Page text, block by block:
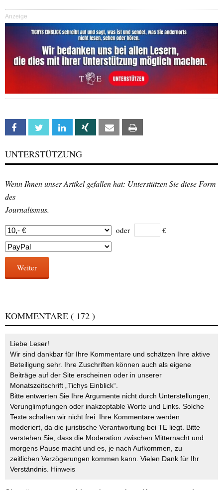
Anzeige
Facebook Twitter Linkedin Xing Email
UNTERSTÜTZUNG
Wenn Ihnen unser Artikel gefallen hat: Unterstützen Sie diese Form
des
Journalismus.
oder €
Weiter
KOMMENTARE ( 172 )
Liebe Leser!
Wir sind dankbar für Ihre Kommentare und schätzen Ihre aktive
Beteiligung sehr. Ihre Zuschriften können auch als eigene
Beiträge auf der Site erscheinen oder in unserer
Monatszeitschrift „Tichys Einblick“.
Bitte entwerten Sie Ihre Argumente nicht durch Unterstellungen,
Verunglimpfungen oder inakzeptable Worte und Links. Solche
Texte schalten wir nicht frei. Ihre Kommentare werden
moderiert, da die juristische Verantwortung bei TE liegt. Bitte
verstehen Sie, dass die Moderation zwischen Mitternacht und
morgens Pause macht und es, je nach Aufkommen, zu
zeitlichen Verzögerungen kommen kann. Vielen Dank für Ihr
Verständnis. Hinweis